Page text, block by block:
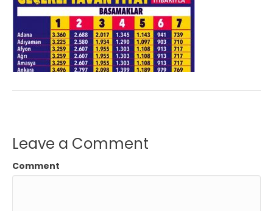
Leave a Comment
Comment